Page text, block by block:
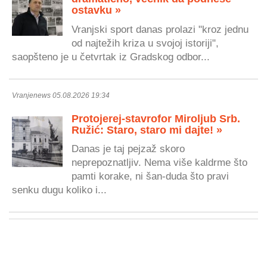
ostavku »
Vranjski sport danas prolazi "kroz jednu
od najtežih kriza u svojoj istoriji",
saopšteno je u četvrtak iz Gradskog odbor...
Vranjenews 05.08.2026 19:34
Protojerej-stavrofor Miroljub Srb.
Ružić: Staro, staro mi dajte! »
Danas je taj pejzaž skoro
neprepoznatljiv. Nema više kaldrme što
pamti korake, ni šan-duda što pravi
senku dugu koliko i...